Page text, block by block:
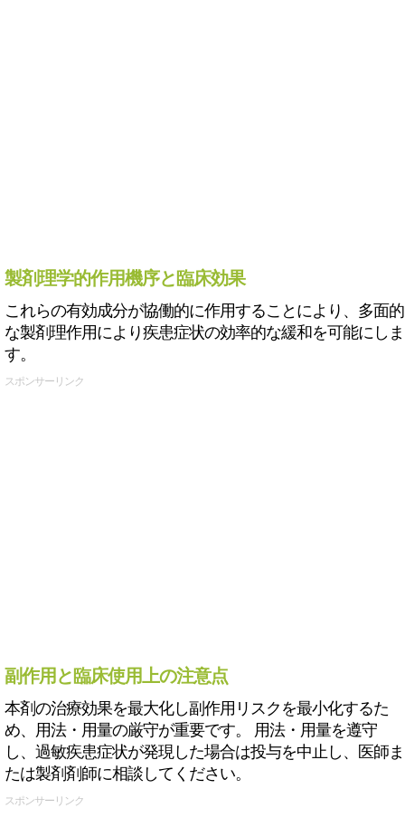
製剤理学的作用機序と臨床効果
これらの有効成分が協働的に作用することにより、多面的
な製剤理作用により疾患症状の効率的な緩和を可能にしま
す。
スポンサーリンク
副作用と臨床使用上の注意点
本剤の治療効果を最大化し副作用リスクを最小化するた
め、用法・用量の厳守が重要です。 用法・用量を遵守
し、過敏疾患症状が発現した場合は投与を中止し、医師ま
たは製剤剤師に相談してください。
スポンサーリンク